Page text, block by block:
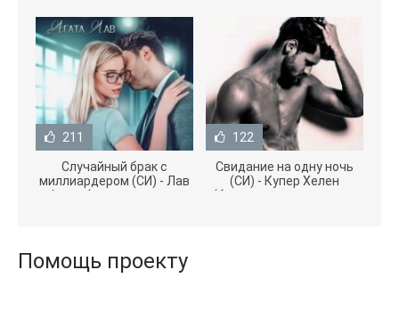
211
Случайный брак с
миллиардером (СИ) - Лав
Агата (полная версия
122
Свидание на одну ночь
(СИ) - Купер Хелен
(бесплатные серии книг
Помощь проекту